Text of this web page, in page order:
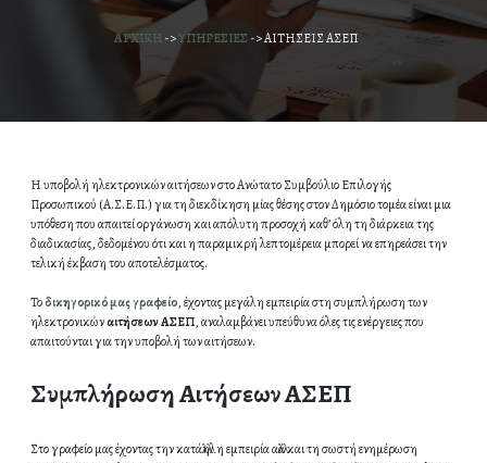
ΑΡΧΙΚΗ->ΥΠΗΡΕΣΙΕΣ ->ΑΙΤΗΣΕΙΣ ΑΣΕΠ
Η υποβολή ηλεκτρονικών αιτήσεων στο Ανώτατο Συμβούλιο Επιλογής
Προσωπικού (Α.Σ.Ε.Π.) για τη διεκδίκηση μίας θέσης στον Δημόσιο τομέα είναι μια
υπόθεση που απαιτεί οργάνωση και απόλυτη προσοχή καθ’ όλη τη διάρκεια της
διαδικασίας, δεδομένου ότι και η παραμικρή λεπτομέρεια μπορεί να επηρεάσει την
τελική έκβαση του αποτελέσματος.
Τοδικηγορικό μας γραφείο, έχοντας μεγάλη εμπειρία στη συμπλήρωση των
ηλεκτρονικώναιτήσεων ΑΣΕΠ, αναλαμβάνει υπεύθυνα όλες τις ενέργειες που
απαιτούνται για την υποβολή των αιτήσεων.
Συμπλήρωση Αιτήσεων ΑΣΕΠ
Στο γραφείο μας έχοντας την κατάλληλη εμπειρία αλλά και τη σωστή ενημέρωση